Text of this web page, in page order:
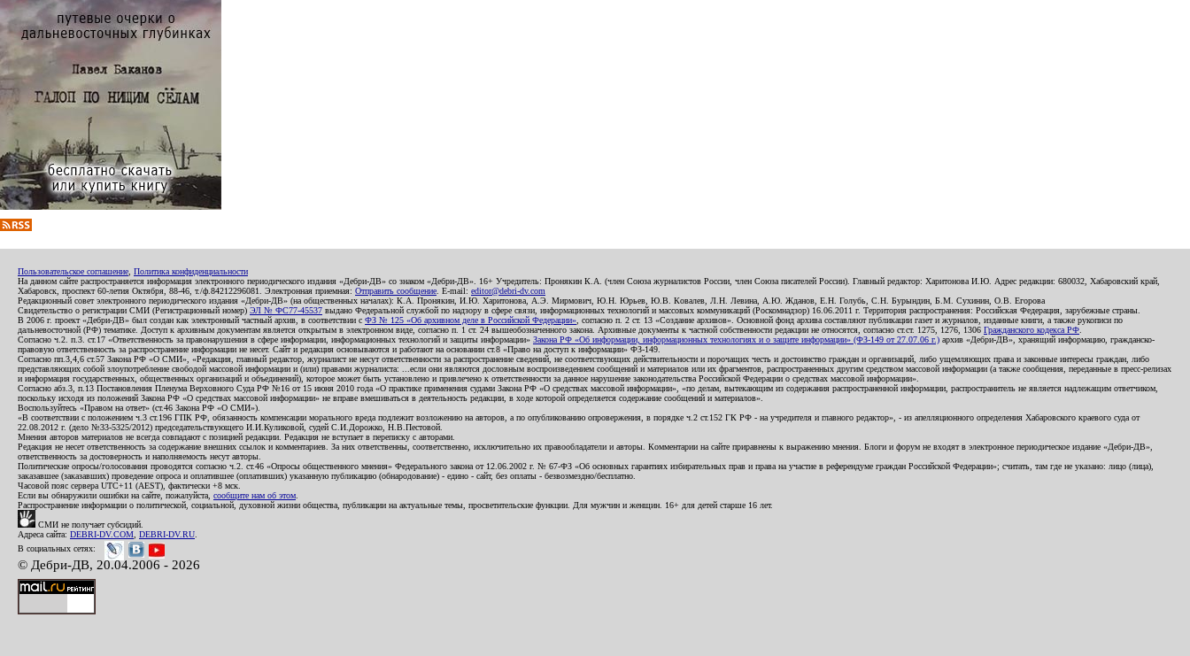
Пользовательское соглашение Политика конфиденциальности
На данном сайте распространяется информация электронного периодического издания «Дебри-ДВ» со знаком «Дебри-ДВ». 16+ Учредитель: Пронякин К.А. (член Союза журналистов России, член Союза писателей России). Главный редактор: Харитонова И.Ю. Адрес редакции: 680032, Хабаровский край,
Хабаровск, проспект 60-летия Октября, 88-46, т./ф.84212296081. Электронная приемная: Отправить сообщение . E-mail: editor@debri-dv.com
Редакционный совет электронного периодического издания «Дебри-ДВ» (на общественных началах): К.А. Пронякин, И.Ю. Харитонова, А.Э. Мирмович, Ю.Н. Юрьев, Ю.В. Ковалев, Л.Н. Левина, А.Ю. Жданов, Е.Н. Голубь, С.Н. Бурындин, Б.М. Сухинин, О.В. Егорова
Свидетельство о регистрации СМИ (Регистрационный номер) ЭЛ № ФС77-45537 выдано Федеральной службой по надзору в сфере связи, информационных технологий и массовых коммуникаций (Роскомнадзор) 16.06.2011 г. Территория распространения: Российская Федерация, зарубежные страны.
В 2006 г. проект «Дебри-ДВ» был создан как электронный частный архив, в соответствии с ФЗ № 125 «Об архивном деле в Российской Федерации» , согласно п. 2 ст. 13 «Создание архивов». Основной фонд архива составляют публикации газет и журналов, изданные книги, а также рукописи по
дальневосточной (РФ) тематике. Доступ к архивным документам является открытым в электронном виде, согласно п. 1 ст. 24 вышеобозначенного закона. Архивные документы к частной собственности редакции не относятся, согласно ст.ст. 1275, 1276, 1306 Гражданского кодекса РФ
Согласно ч.2. п.3. ст.17 «Ответственность за правонарушения в сфере информации, информационных технологий и защиты информации» Закона РФ «Об информации, информационных технологиях и о защите информации» (ФЗ-149 от 27.07.06 г.) архив «Дебри-ДВ», хранящий информацию, гражданско-
правовую ответственность за распространение информации не несет. Сайт и редакция основываются и работают на основании ст.8 «Право на доступ к информации» ФЗ-149.
Согласно пп.3,4,6 ст.57 Закона РФ «О СМИ», «Редакция, главный редактор, журналист не несут ответственности за распространение сведений, не соответствующих действительности и порочащих честь и достоинство граждан и организаций, либо ущемляющих права и законные интересы граждан, либо
представляющих собой злоупотребление свободой массовой информации и (или) правами журналиста: ...если они являются дословным воспроизведением сообщений и материалов или их фрагментов, распространенных другим средством массовой информации (а также сообщения, переданные в пресс-релизах
и информация государственных, общественных организаций и объединений), которое может быть установлено и привлечено к ответственности за данное нарушение законодательства Российской Федерации о средствах массовой информации».
Согласно абз.3, п.13 Постановления Пленума Верховного Суда РФ №16 от 15 июня 2010 года «О практике применения судами Закона РФ «О средствах массовой информации», «по делам, вытекающим из содержания распространенной информации, распространитель не является надлежащим ответчиком,
поскольку исходя из положений Закона РФ «О средствах массовой информации» не вправе вмешиваться в деятельность редакции, в ходе которой определяется содержание сообщений и материалов».
Воспользуйтесь «Правом на ответ» (ст.46 Закона РФ «О СМИ»).
«В соответствии с положением ч.3 ст.196 ГПК РФ, обязанность компенсации морального вреда подлежит возложению на авторов, а по опубликованию опровержения, в порядке ч.2 ст.152 ГК РФ - на учредителя и главного редактор», - из апелляционного определения Хабаровского краевого суда от
22.08.2012 г. (дело №33-5325/2012) председательствующего И.И.Куликовой, судей С.И.Дорожко, Н.В.Пестовой.
Мнения авторов материалов не всегда совпадают с позицией редакции. Редакция не вступает в переписку с авторами.
Редакция не несет ответственность за содержание внешних ссылок и комментариев. За них ответственны, соответственно, исключительно их правообладатели и авторы. Комментарии на сайте приравнены к выражению мнения. Блоги и форум не входят в электронное периодическое издание «Дебри-ДВ»,
ответственность за достоверность и наполняемость несут авторы.
Политические опросы/голосования проводятся согласно ч.2. ст.46 «Опросы общественного мнения» Федерального закона от 12.06.2002 г. № 67-ФЗ «Об основных гарантиях избирательных прав и права на участие в референдуме граждан Российской Федерации»; считать, там где не указано: лицо (лица),
заказавшее (заказавших) проведение опроса и оплатившее (оплативших) указанную публикацию (обнародование) - едино - сайт, без оплаты - безвозмездно/бесплатно.
Часовой пояс сервера UTC+11 (AEST), фактически +8 мск.
Если вы обнаружили ошибки на сайте, пожалуйста, сообщите нам об этом
Распространение информации о политической, социальной, духовной жизни общества, публикации на актуальные темы, просветительские функции. Для мужчин и женщин. 16+ для детей старше 16 лет.
СМИ не получает субсидий.
Адреса сайта: DEBRI-DV.COM DEBRI-DV.RU
В социальных сетях:
© Дебри-ДВ, 20.04.2006 - 2026